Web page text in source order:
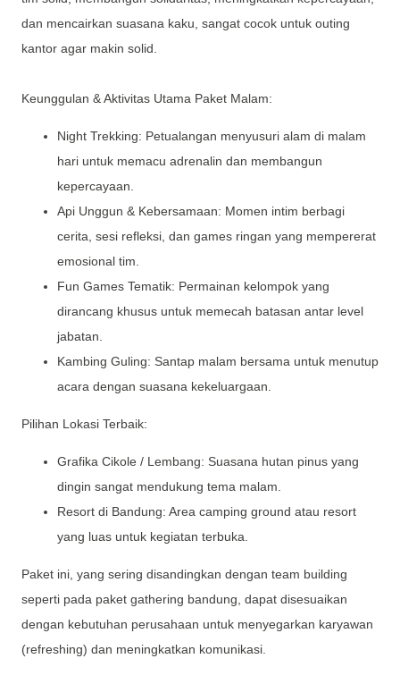
dan mencairkan suasana kaku, sangat cocok untuk outing
kantor agar makin solid.
Keunggulan & Aktivitas Utama Paket Malam:
Night Trekking: Petualangan menyusuri alam di malam
hari untuk memacu adrenalin dan membangun
kepercayaan.
Api Unggun & Kebersamaan: Momen intim berbagi
cerita, sesi refleksi, dan games ringan yang mempererat
emosional tim.
Fun Games Tematik: Permainan kelompok yang
dirancang khusus untuk memecah batasan antar level
jabatan.
Kambing Guling: Santap malam bersama untuk menutup
acara dengan suasana kekeluargaan.
Pilihan Lokasi Terbaik:
Grafika Cikole / Lembang: Suasana hutan pinus yang
dingin sangat mendukung tema malam.
Resort di Bandung: Area camping ground atau resort
yang luas untuk kegiatan terbuka.
Paket ini, yang sering disandingkan dengan team building
seperti pada paket gathering bandung, dapat disesuaikan
dengan kebutuhan perusahaan untuk menyegarkan karyawan
(refreshing) dan meningkatkan komunikasi.